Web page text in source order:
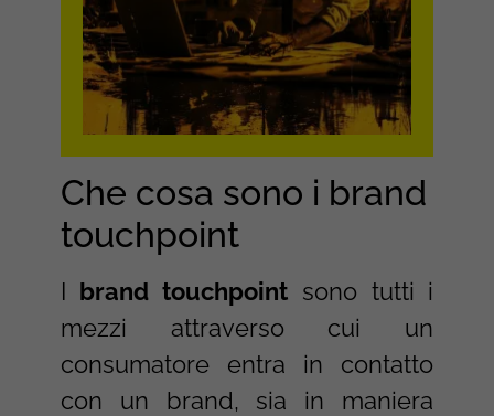
Che cosa sono i brand
touchpoint
I brand touchpoint sono tutti i
mezzi attraverso cui un
consumatore entra in contatto
con un brand, sia in maniera